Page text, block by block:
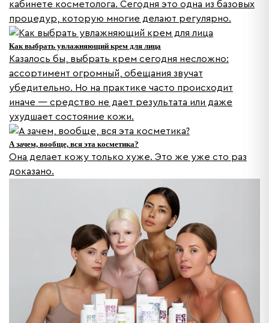
кабинете косметолога. Сегодня это одна из базовых
процедур, которую многие делают регулярно.
Как выбрать увлажняющий крем для лица
Казалось бы, выбрать крем сегодня несложно:
ассортимент огромный, обещания звучат
убедительно. Но на практике часто происходит
иначе — средство не дает результата или даже
ухудшает состояние кожи.
А зачем, вообще, вся эта косметика?
Она делает кожу только хуже. Это же уже сто раз
доказано.